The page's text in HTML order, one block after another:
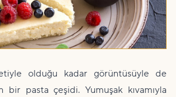
olduğu kadar görüntüsüyle de
pasta çeşidi. Yumuşak kıvamıyla